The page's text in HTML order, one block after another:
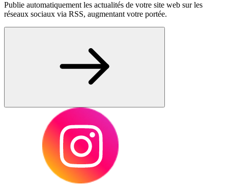
Publie automatiquement les actualités de votre site web sur les
réseaux sociaux via RSS, augmentant votre portée.